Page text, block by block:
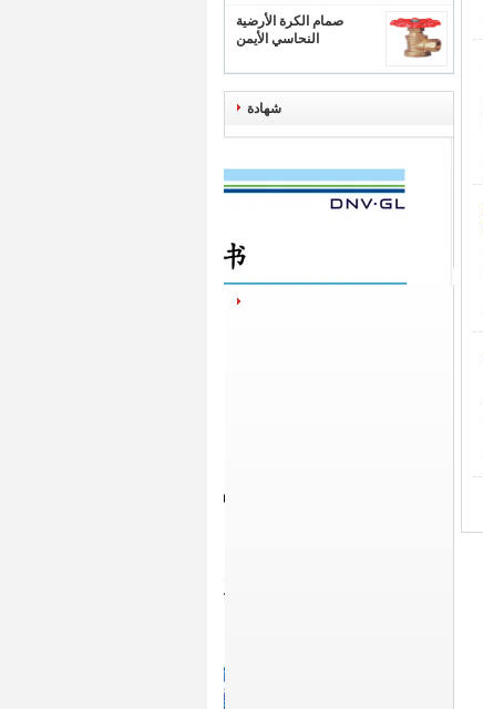
صمام الكرة الأرضية
النحاسي الأيمن
شهادة